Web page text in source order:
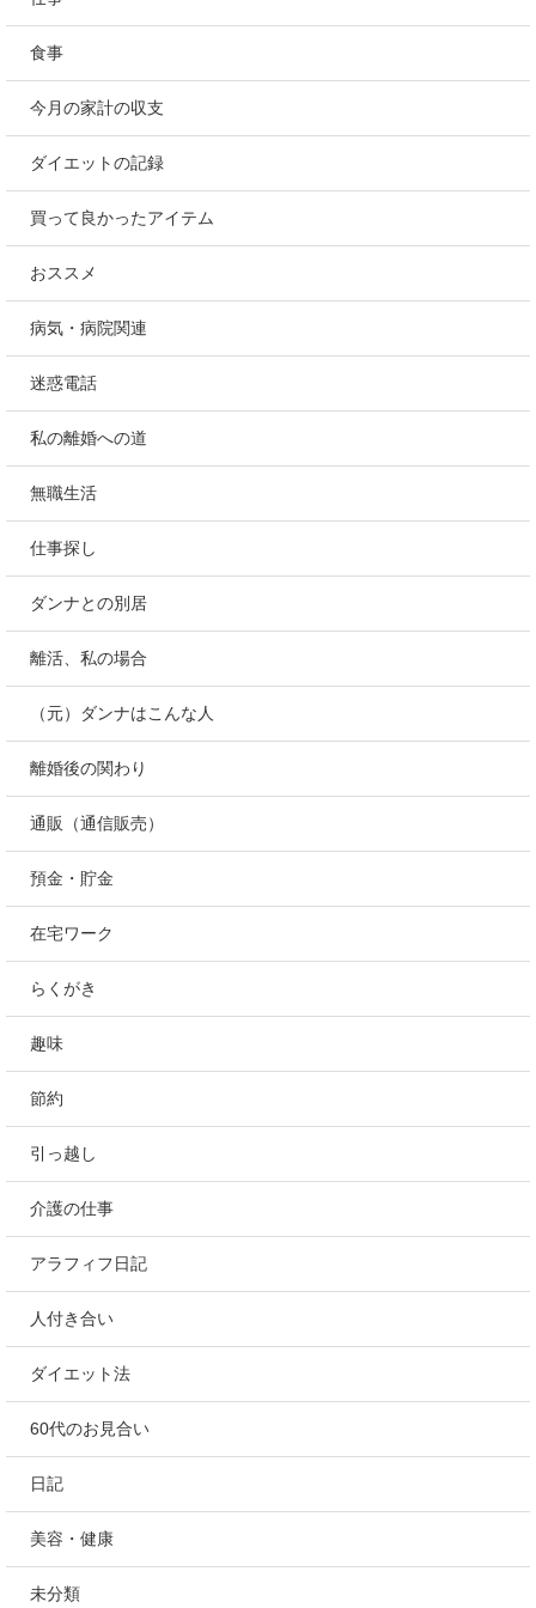
食事
今月の家計の収支
ダイエットの記録
買って良かったアイテム
おススメ
病気・病院関連
迷惑電話
私の離婚への道
無職生活
仕事探し
ダンナとの別居
離活、私の場合
（元）ダンナはこんな人
離婚後の関わり
通販（通信販売）
預金・貯金
在宅ワーク
らくがき
趣味
節約
引っ越し
介護の仕事
アラフィフ日記
人付き合い
ダイエット法
60代のお見合い
日記
美容・健康
未分類